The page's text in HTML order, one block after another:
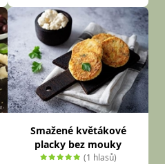
Smažené květákové
placky bez mouky
(1 hlasů)